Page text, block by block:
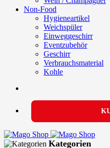
Non-Food
Hygieneartikel
Weichspüler
Einweggeschirr
Eventzubehör
Geschirr
Verbrauchsmaterial
Kohle
Kategorien